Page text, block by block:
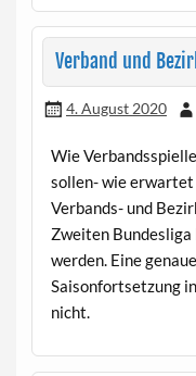
Verband und
4. August 2020
Wie
sollen- wie erwartet
Verbands- und
Zweiten
werden. Eine
Saisonfortsetzung
nicht.